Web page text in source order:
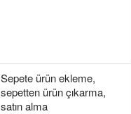
Sepete ürün ekleme,
sepetten ürün çıkarma,
satın alma